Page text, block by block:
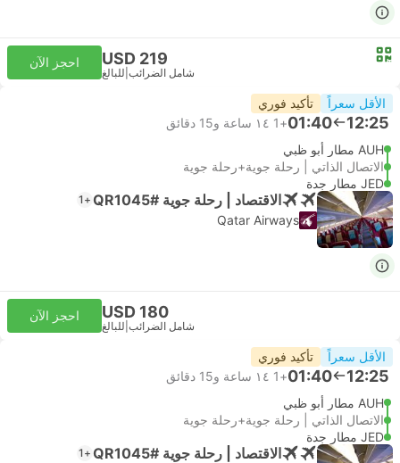
USD 219
شامل الضرائب للبالغ
احجز الآن
الأقل سعراً تأكيد فوري
12:25
01:40
+1
١٤ ساعة و‫15 دقائق
AUH مطار أبو ظبي
الاتصال الذاتي | رحلة جوية+رحلة جوية
JED مطار جدة
الاقتصاد | رحلة جوية #QR1045 +1
Qatar Airways
USD 180
شامل الضرائب للبالغ
احجز الآن
الأقل سعراً تأكيد فوري
12:25
01:40
+1
١٤ ساعة و‫15 دقائق
AUH مطار أبو ظبي
الاتصال الذاتي | رحلة جوية+رحلة جوية
JED مطار جدة
الاقتصاد | رحلة جوية #QR1045 +1